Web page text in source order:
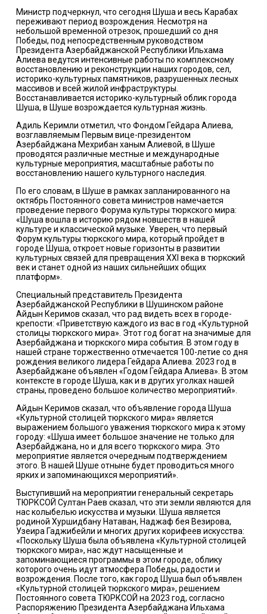
Министр подчеркнул, что сегодня Шуша и весь Карабах
переживают период возрождения. Несмотря на
небольшой временной отрезок, прошедший со дня
Победы, под непосредственным руководством
Президента Азербайджанской Республики Ильхама
Алиева ведутся интенсивные работы по комплексному
восстановлению и реконструкции наших городов, сел,
историко-культурных памятников, разрушенных лесных
массивов и всей жилой инфраструктуры.
Восстанавливается историко-культурный облик города
Шуша, в Шуше возрождается культурная жизнь.
Адиль Керимли отметил, что Фондом Гейдара Алиева,
возглавляемым Первым вице-президентом
Азербайджана Мехрибан ханым Алиевой, в Шуше
проводятся различные местные и международные
культурные мероприятия, масштабные работы по
восстановлению нашего культурного наследия.
По его словам, в Шуше в рамках запланированного на
октябрь Постоянного совета министров намечается
проведение первого Форума культуры тюркского мира:
«Шуша вошла в историю рядом новшеств в нашей
культуре и классической музыке. Уверен, что первый
Форум культуры тюркского мира, который пройдет в
городе Шуша, откроет новые горизонты в развитии
культурных связей для превращения XXI века в тюркский
век и станет одной из наших сильнейших общих
платформ».
Специальный представитель Президента
Азербайджанской Республики в Шушинском районе
Айдын Керимов сказал, что рад видеть всех в городе-
крепости: «Приветствую каждого из вас в год «Культурной
столицы тюркского мира». Этот год богат на значимые для
Азербайджана и тюркского мира события. В этом году в
нашей стране торжественно отмечается 100-летие со дня
рождения великого лидера Гейдара Алиева. 2023 год в
Азербайджане объявлен «Годом Гейдара Алиева». В этом
контексте в городе Шуша, как и в других уголках нашей
страны, проведено большое количество мероприятий».
Айдын Керимов сказал, что объявление города Шуша
«Культурной столицей тюркского мира» является
выражением большого уважения тюркского мира к этому
городу: «Шуша имеет большое значение не только для
Азербайджана, но и для всего тюркского мира. Это
мероприятие является очередным подтверждением
этого. В нашей Шуше отныне будет проводиться много
ярких и запоминающихся мероприятий».
Выступивший на мероприятии генеральный секретарь
ТЮРКСОЙ Султан Раев сказал, что эти земли являются для
нас колыбелью искусства и музыки. Шуша является
родиной Хуршидбану Натаван, Наджаф бея Везирова,
Узеира Гаджибейли и многих других корифеев искусства:
«Поскольку Шуша была объявлена «Культурной столицей
тюркского мира», нас ждут насыщенные и
запоминающиеся программы в этом городе, облику
которого очень идут атмосфера Победы, радости и
возрождения. После того, как город Шуша был объявлен
«Культурной столицей тюркского мира», решением
Постоянного совета ТЮРКСОЙ на 2023 год, согласно
Распоряжению Президента Азербайджана Ильхама